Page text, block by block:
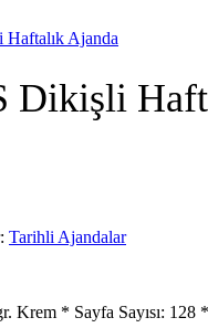
Tarihli Ajandalar
Krem * Sayfa Sayısı: